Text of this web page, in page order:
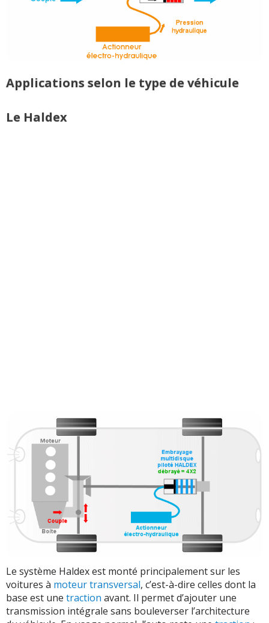
Applications selon le type de véhicule
Le Haldex
Le système Haldex est monté principalement sur les
voitures à moteur transversal, c’est-à-dire celles dont la
base est une traction avant. Il permet d’ajouter une
transmission intégrale sans bouleverser l’architecture